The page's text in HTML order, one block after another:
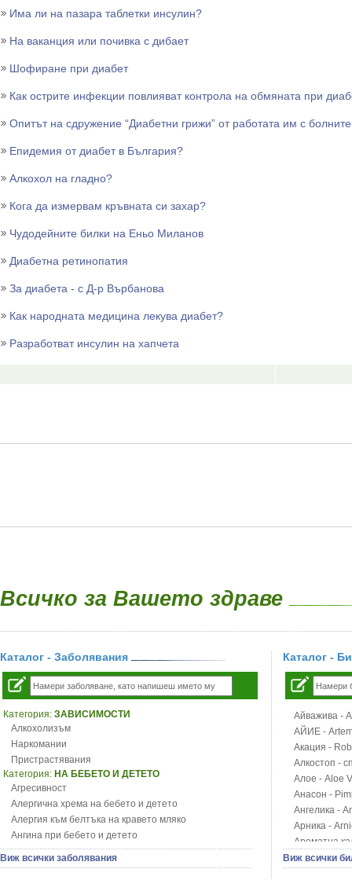
Има ли на пазара таблетки инсулин?
На ваканция или почивка с дибает
Шофиране при диабет
Как острите инфекции повлияват контрола на обмяната при
Опитът на сдружение “Диабетни грижи” от работата им с
Епидемия от диабет в България?
Алкохол на гладно?
Кога да измервам кръвната си захар?
Чудодейните билки на Еньо Миланов
Диабетна ретинопатия
За диабета - с Д-р Върбанова
Как народната медицина лекува диабет?
Разработват инсулин на хапчета
Всичко за Вашето здраве
Каталог - Заболявания
Категория: ЗАВИСИМОСТИ
Алкохолизъм
Наркомании
Пристрастявания
Категория: НА БЕБЕТО И ДЕТЕТО
Агресивност
Алергична хрема на бебето и детето
Алергия към белтъка на кравето мляко
Ангина при бебето и детето
Анемия при бебето и детето
Апетит - пълни деца
Виж всички заболявания
Каталог -
Айважива -
АЙИЕ -
Акация -
Алкостоп -
Алое - Aloe
Анасон -
Ангелика -
Арника -
Ароматна
Арония -
Виж всички